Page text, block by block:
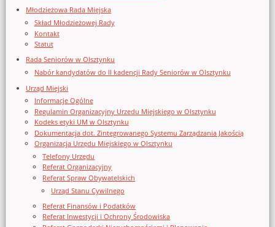
Młodzieżowa Rada Miejska
Skład Młodzieżowej Rady
Kontakt
Statut
Rada Seniorów w Olsztynku
Nabór kandydatów do II kadencji Rady Seniorów w Olsztynku
Urząd Miejski
Informacje Ogólne
Regulamin Organizacyjny Urzedu Miejskiego w Olsztynku
Kodeks etyki UM w Olsztynku
Dokumentacja dot. Zintegrowanego Systemu Zarządzania Jakością
Organizacja Urzędu Miejskiego w Olsztynku
Telefony Urzędu
Referat Organizacyjny
Referat Spraw Obywatelskich
Urząd Stanu Cywilnego
Referat Finansów i Podatków
Referat Inwestycji i Ochrony Środowiska